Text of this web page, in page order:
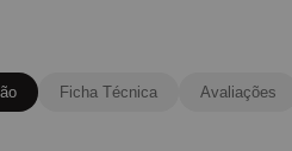
Ficha Técnica Avaliações